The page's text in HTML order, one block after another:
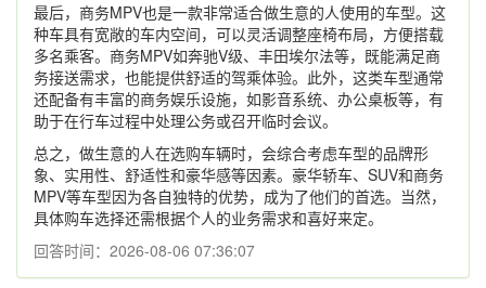
最后，商务MPV也是一款非常适合做生意的人使用的车型。这
种车具有宽敞的车内空间，可以灵活调整座椅布局，方便搭载
多名乘客。商务MPV如奔驰V级、丰田埃尔法等，既能满足商
务接送需求，也能提供舒适的驾乘体验。此外，这类车型通常
还配备有丰富的商务娱乐设施，如影音系统、办公桌板等，有
助于在行车过程中处理公务或召开临时会议。
总之，做生意的人在选购车辆时，会综合考虑车型的品牌形
象、实用性、舒适性和豪华感等因素。豪华轿车、SUV和商务
MPV等车型因为各自独特的优势，成为了他们的首选。当然，
具体购车选择还需根据个人的业务需求和喜好来定。
回答时间：2026-08-06 07:36:07